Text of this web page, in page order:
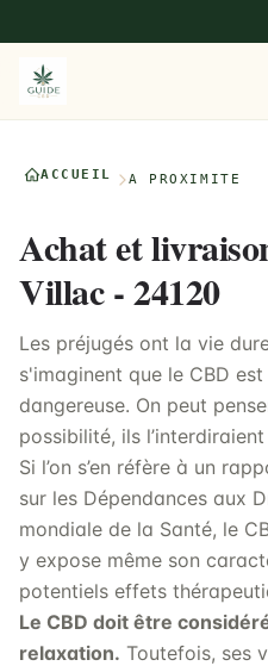
ACCUEIL À PROXIMITÉ
Achat et
Villac - 24120
Les préjugés ont la vie
s'imaginent que le CBD
dangereuse. On peut
possibilité, ils
Si l’on s’en réfère à un
sur les Dépendances aux
mondiale de la Santé, le
y expose même son
potentiels effets
Le CBD doit être
relaxation. Toutefois, ses